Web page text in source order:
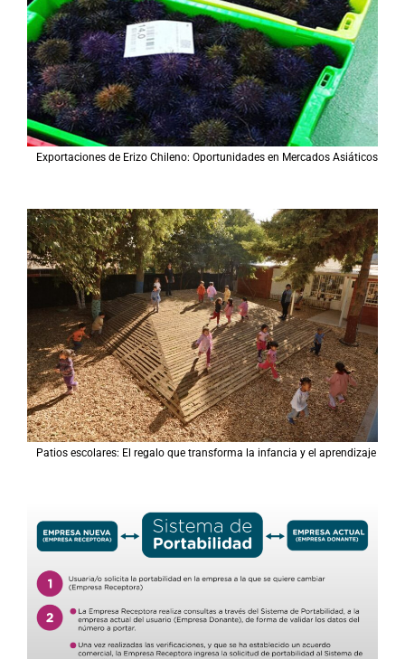
Exportaciones de Erizo Chileno: Oportunidades en Mercados Asiáticos
Patios escolares: El regalo que transforma la infancia y el aprendizaje